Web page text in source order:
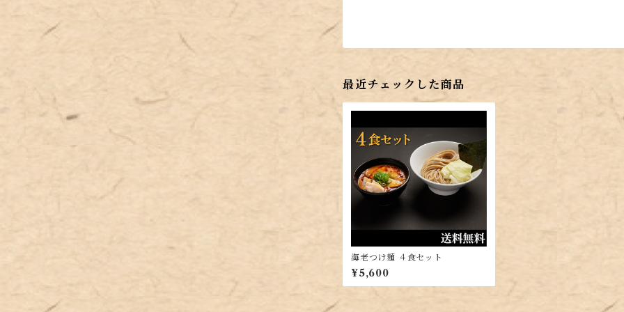
最近チェックした商品
海老つけ麺 ４食セット
¥5,600